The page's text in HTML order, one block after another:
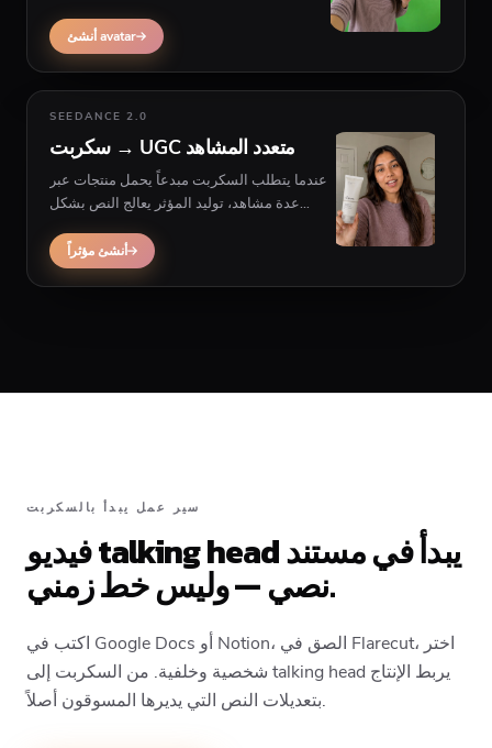
أنشئ avatar
SEEDANCE 2.0
سكربت → UGC متعدد المشاهد
عندما يتطلب السكربت مبدعاً يحمل منتجات عبر
عدة مشاهد، توليد المؤثر يعالج النص بشكل
أنشئ مؤثراً
سير عمل يبدأ بالسكربت
فيديو talking head يبدأ في مستند
نصي — وليس خط زمني.
اكتب في Google Docs أو Notion، الصق في Flarecut، اختر
شخصية وخلفية. من السكربت إلى talking head يربط الإنتاج
بتعديلات النص التي يديرها المسوقون أصلاً.